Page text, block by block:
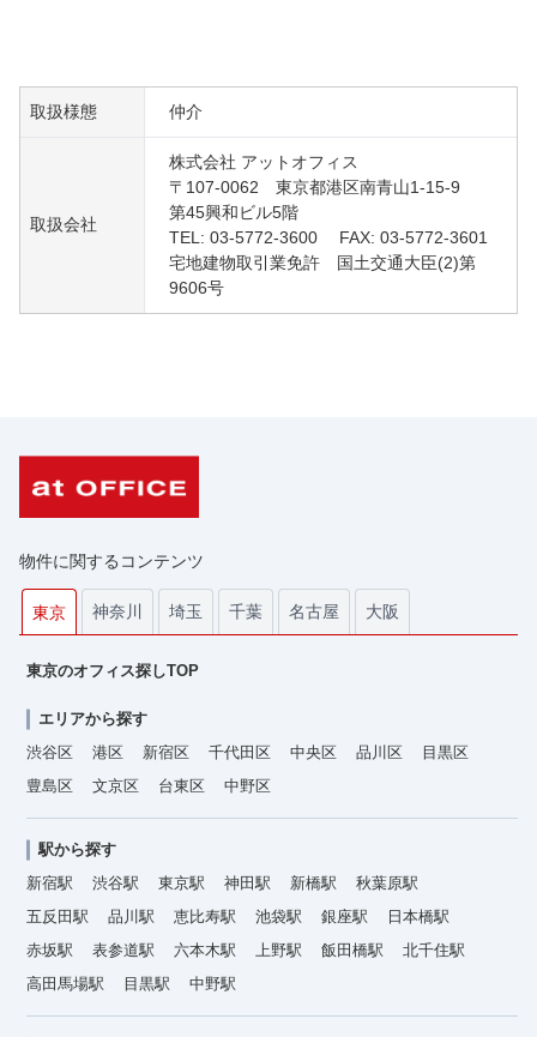
取扱様態 仲介
取扱会社
株式会社 アットオフィス
〒107-0062 東京都港区南青山1-15-9
第45興和ビル5階
TEL: 03-5772-3600 FAX: 03-5772-3601
宅地建物取引業免許 国土交通大臣(2)第
9606号
物件に関するコンテンツ
東京 神奈川 埼玉 千葉 名古屋 大阪
東京のオフィス探しTOP
エリアから探す
渋谷区
港区 新宿区 千代田区 中央区 品川区
目黒区
豊島区
文京区 台東区 中野区
駅から探す
新宿駅
渋谷駅 東京駅 神田駅 新橋駅
秋葉原駅
五反田駅
品川駅 恵比寿駅 池袋駅 銀座駅
日本橋駅
赤坂駅
表参道駅 六本木駅 上野駅 飯田橋駅
北千住駅
高田馬場駅
目黒駅 中野駅